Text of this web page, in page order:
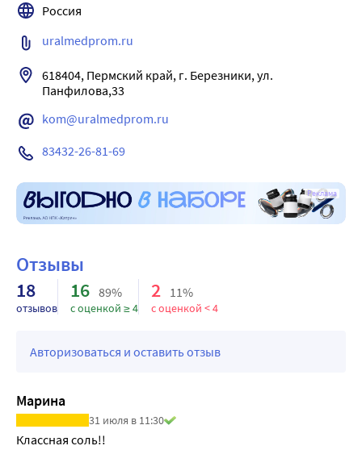
Россия
uralmedprom.ru
618404, Пермский край, г. Березники, ул.
Панфилова,33
kom@uralmedprom.ru
83432-26-81-69
Реклама
Отзывы
18
отзывов
16 89%
с оценкой ≥ 4
2 11%
с оценкой < 4
Авторизоваться и оставить отзыв
Марина
31 июля в 11:30
Классная соль!!